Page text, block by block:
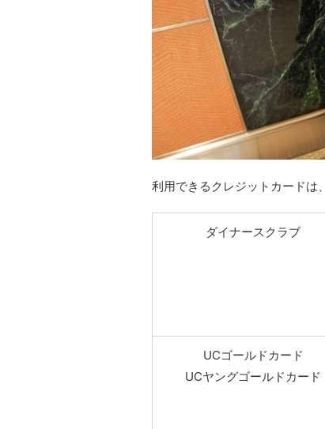
利用できるクレジットカードは
ダイナースクラブ
UCゴールドカード
UCヤングゴールドカード